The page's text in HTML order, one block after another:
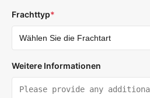
Frachttyp*
Weitere Informationen